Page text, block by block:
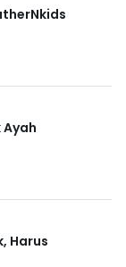
Harus